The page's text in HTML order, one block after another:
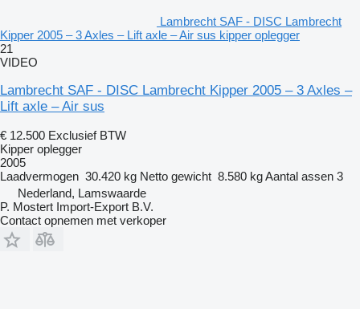
Lambrecht SAF - DISC Lambrecht
Kipper 2005 – 3 Axles – Lift axle – Air sus kipper oplegger
21
VIDEO
Lambrecht SAF - DISC Lambrecht Kipper 2005 – 3 Axles –
Lift axle – Air sus
€ 12.500 Exclusief BTW
Kipper oplegger
2005
Laadvermogen 30.420 kg Netto gewicht 8.580 kgAantal assen 3
Nederland, Lamswaarde
P. Mostert Import-Export B.V.
Contact opnemen met verkoper